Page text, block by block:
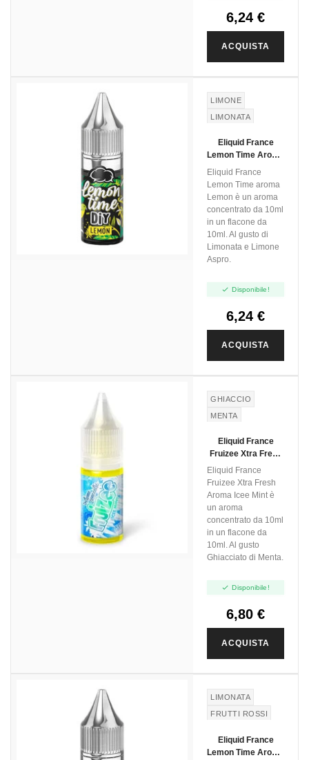
6,24 €
ACQUISTA
LIMONE
LIMONATA
Eliquid France
Lemon Time Aroma
Lemon - 10ml
Eliquid France
Lemon Time aroma
Lemon è un aroma
concentrato da 10ml
in un flacone da
10ml. Al gusto di
Limonata e Limone
Aspro.
 Disponibile!
6,24 €
ACQUISTA
GHIACCIO
MENTA
Eliquid France
Fruizee Xtra Fresh
Aroma Icee Mint -
10ml
Eliquid France
Fruizee Xtra Fresh
Aroma Icee Mint è
un aroma
concentrato da 10ml
in un flacone da
10ml. Al gusto
Ghiacciato di Menta.
 Disponibile!
6,80 €
ACQUISTA
LIMONATA
FRUTTI ROSSI
Eliquid France
Lemon Time Aroma